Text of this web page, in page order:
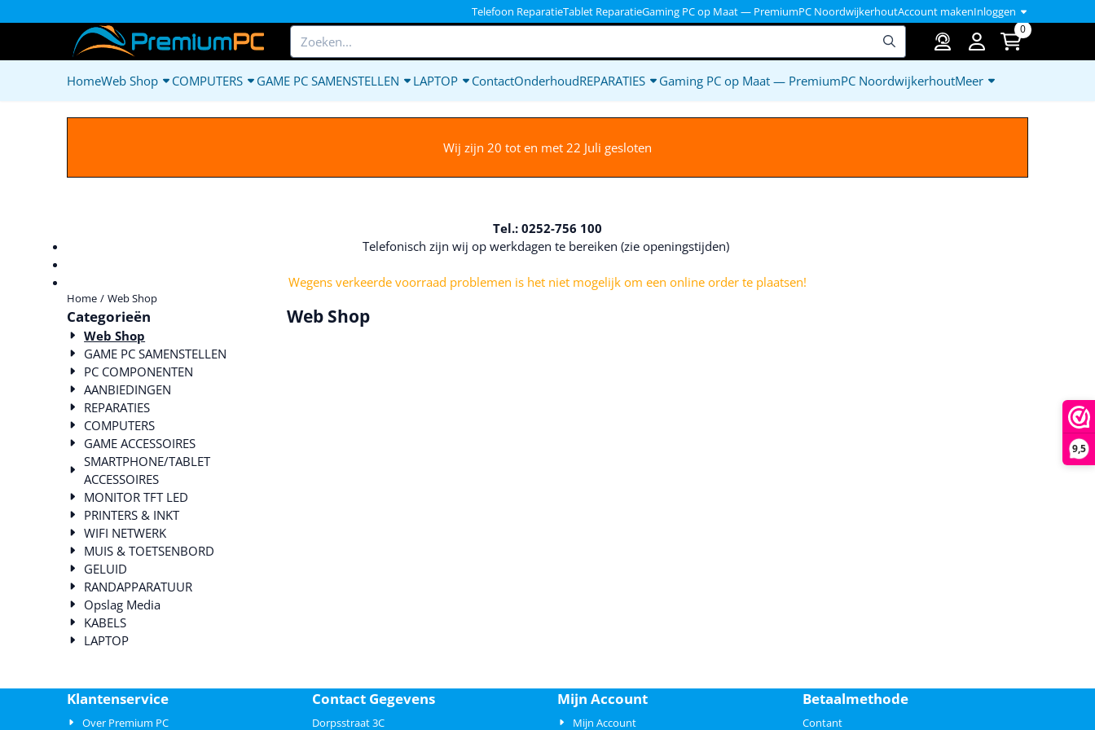
9,5
Telefoon ReparatieTablet ReparatieGaming PC op Maat — PremiumPC NoordwijkerhoutAccount makenInloggen
Zoeken 0
HomeWeb Shop COMPUTERS GAME PC SAMENSTELLEN LAPTOP ContactOnderhoudREPARATIES Gaming PC op Maat — PremiumPC NoordwijkerhoutMeer
Wij zijn 20 tot en met 22 Juli gesloten
Tel.: 0252-756 100
Telefonisch zijn wij op werkdagen te bereiken (zie openingstijden)
Wegens verkeerde voorraad problemen is het niet mogelijk om een online order te plaatsen!
Home / Web Shop
Categorieën
Web Shop
GAME PC SAMENSTELLEN
PC COMPONENTEN
AANBIEDINGEN
REPARATIES
COMPUTERS
GAME ACCESSOIRES
SMARTPHONE/TABLET
ACCESSOIRES
MONITOR TFT LED
PRINTERS & INKT
WIFI NETWERK
MUIS & TOETSENBORD
GELUID
RANDAPPARATUUR
Opslag Media
KABELS
LAPTOP
Web Shop
Klantenservice
Over Premium PC
Contact Gegevens
Dorpsstraat 3C
Mijn Account
Mijn Account
Betaalmethode
Contant